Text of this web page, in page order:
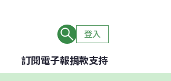
登入
訂閱電子報捐款支持